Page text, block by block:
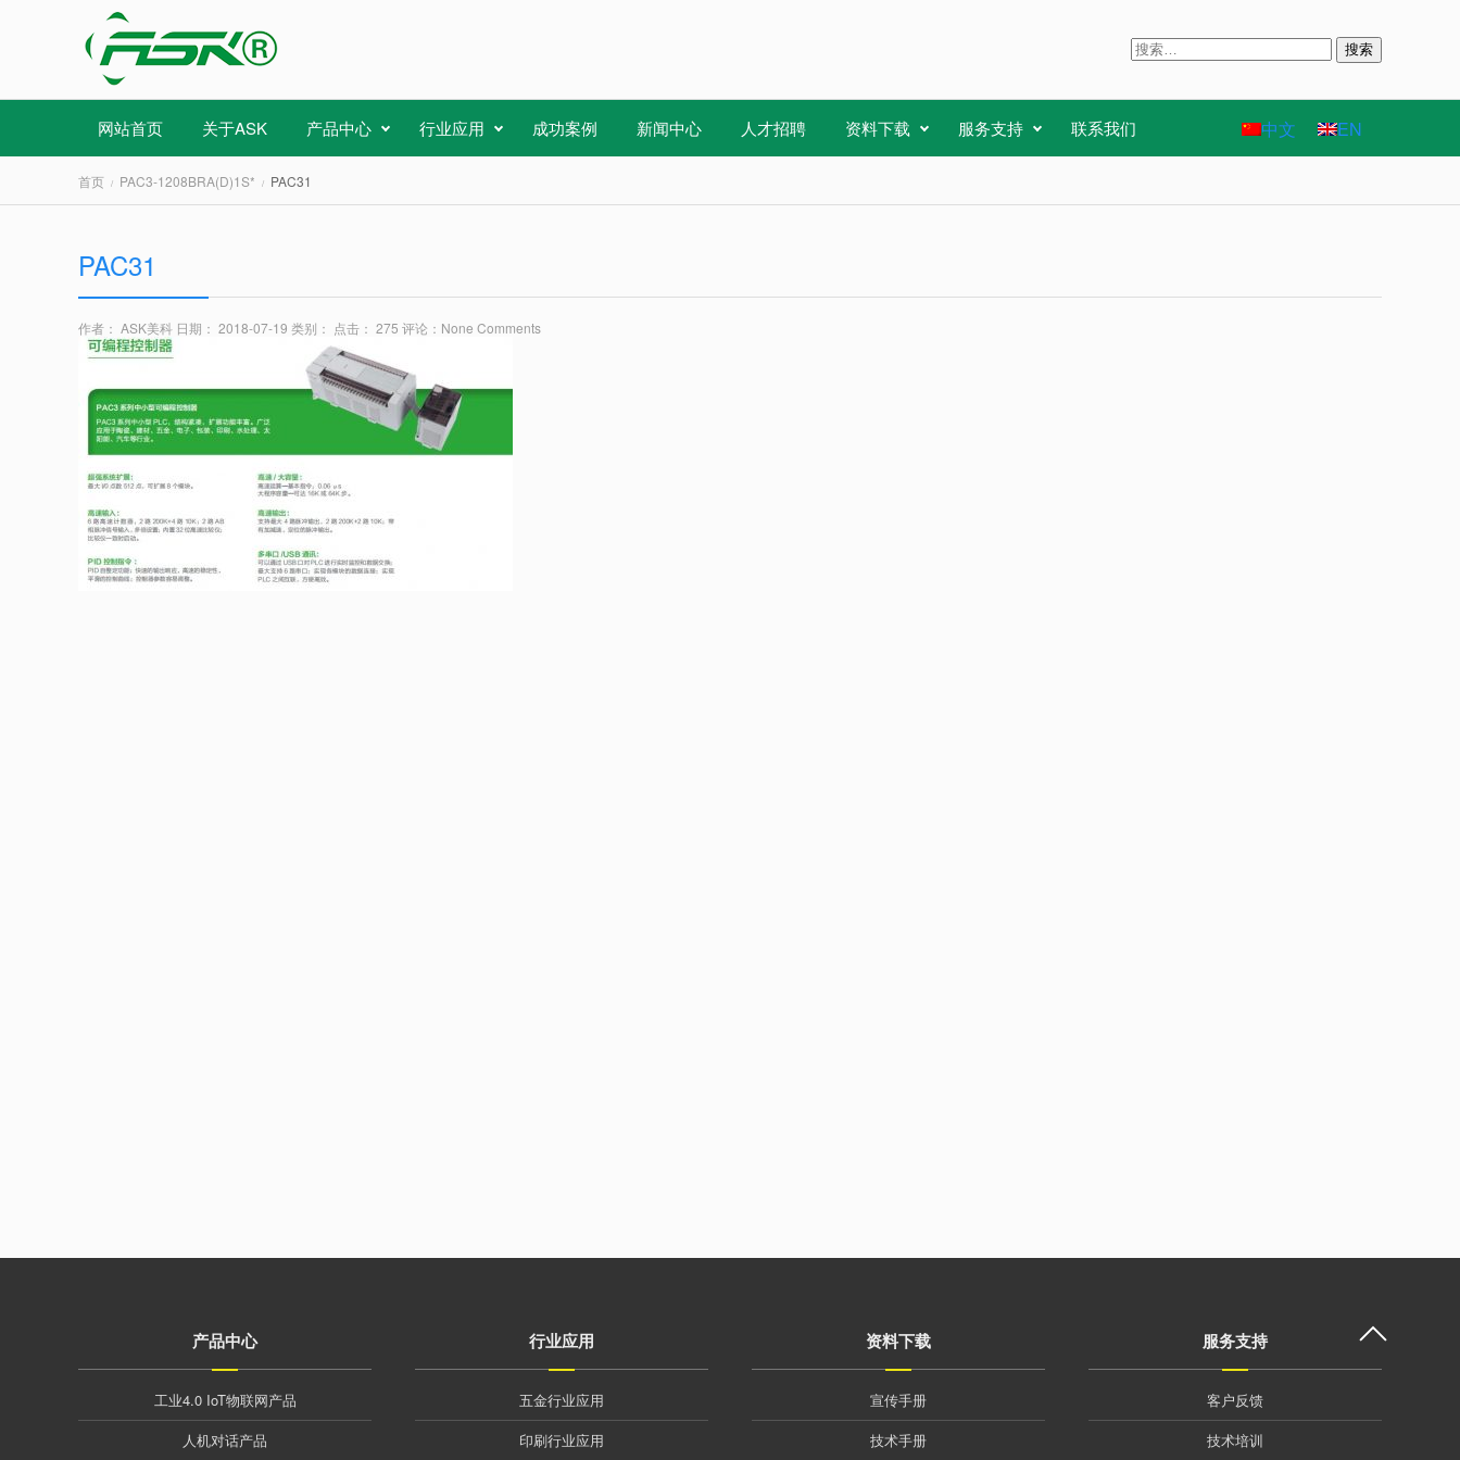
搜
网站首页 关于ASK 产品中心 行业应用 成功案例 新闻中心 人才招聘 资料下载 服务支持 联系我们 中文 EN
首页 PAC3-1208BRA(D)1S* PAC31
PAC31
作者： ASK美科 日期： 2018-07-19 类别： 点击： 275 评论： None Comments
产品中心
工业4.0 IoT物联网产品
人机对话产品
行业应用
五金行业应用
印刷行业应用
资料下载
宣传手册
技术手册
服务支持
客户反馈
技术培训